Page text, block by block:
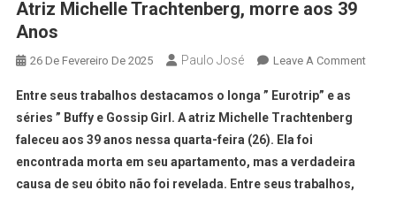
Atriz Michelle Trachtenberg, morre aos 39
Anos
26 De Fevereiro De 2025 Paulo José Leave A Comment
Entre seus trabalhos destacamos o longa ” Eurotrip” e as
séries ” Buffy e Gossip Girl. A atriz Michelle Trachtenberg
faleceu aos 39 anos nessa quarta-feira (26). Ela foi
encontrada morta em seu apartamento, mas a verdadeira
causa de seu óbito não foi revelada. Entre seus trabalhos,